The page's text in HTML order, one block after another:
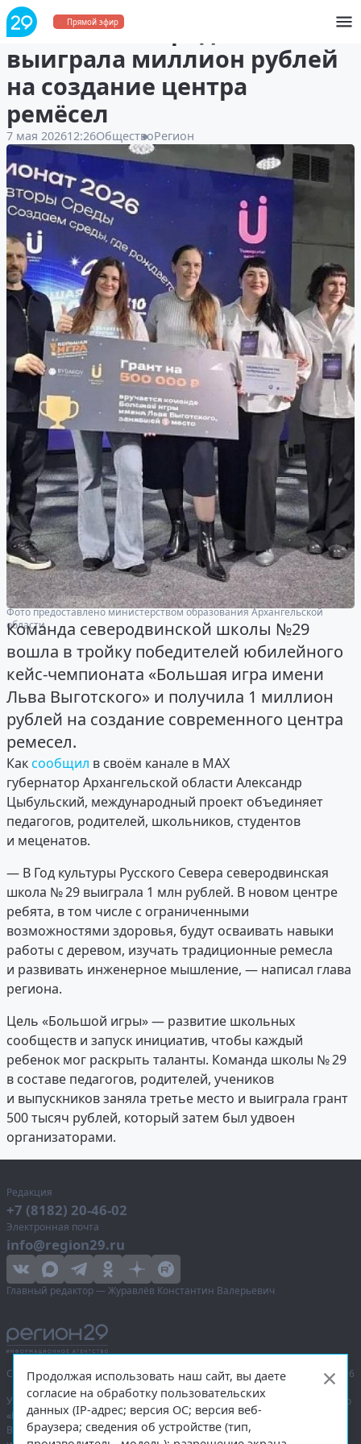
Прямой эфир
Школа в Северодвинске
выиграла миллион рублей
на создание центра
ремёсел
7 мая 202612:26ОбществоРегион
Фото предоставлено министерством образования Архангельской
области
Команда северодвинской школы №29
вошла в тройку победителей юбилейного
кейс-чемпионата «Большая игра имени
Льва Выготского» и получила 1 миллион
рублей на создание современного центра
ремесел.
Каксообщил в своём канале в MAX
губернатор Архангельской области Александр
Цыбульский, международный проект объединяет
педагогов, родителей, школьников, студентов
и меценатов.
— В Год культуры Русского Севера северодвинская
школа № 29 выиграла 1 млн рублей. В новом центре
ребята, в том числе с ограниченными
возможностями здоровья, будут осваивать навыки
работы с деревом, изучать традиционные ремесла
и развивать инженерное мышление, — написал глава
региона.
Цель «Большой игры» — развитие школьных
сообществ и запуск инициатив, чтобы каждый
ребенок мог раскрыть таланты. Команда школы № 29
в составе педагогов, родителей, учеников
и выпускников заняла третье место и выиграла грант
500 тысяч рублей, который затем был удвоен
организаторами.
Редакция
+7 (8182) 20-46-02
Электронная почта
info@region29.ru
Главный редактор — Журавлёв Константин Валерьевич
Сетевое издание «Информационное агентство Регион 29»,
© 2016–2026
Учредитель — общество с ограниченной ответственностью «Агентство
«Правда Севера».
Выписка из реестра зарегистрированных средств массовой
Продолжая использовать наш сайт, вы даете
согласие на обработку пользовательских
данных (IP-адрес; версия ОС; версия веб-
браузера; сведения об устройстве (тип,